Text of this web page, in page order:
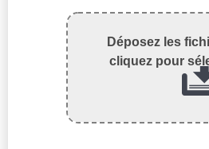
Déposez les
cliquez pour